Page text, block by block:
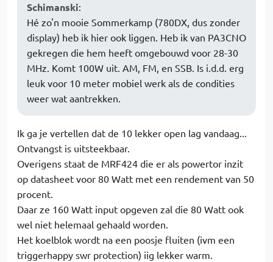
Schimanski:
Hé zo'n mooie Sommerkamp (780DX, dus zonder
display) heb ik hier ook liggen. Heb ik van PA3CNO
gekregen die hem heeft omgebouwd voor 28-30
MHz. Komt 100W uit. AM, FM, en SSB. Is i.d.d. erg
leuk voor 10 meter mobiel werk als de condities
weer wat aantrekken.
Ik ga je vertellen dat de 10 lekker open lag vandaag...
Ontvangst is uitsteekbaar.
Overigens staat de MRF424 die er als powertor inzit
op datasheet voor 80 Watt met een rendement van 50
procent.
Daar ze 160 Watt input opgeven zal die 80 Watt ook
wel niet helemaal gehaald worden.
Het koelblok wordt na een poosje fluiten (ivm een
triggerhappy swr protection) iig lekker warm.